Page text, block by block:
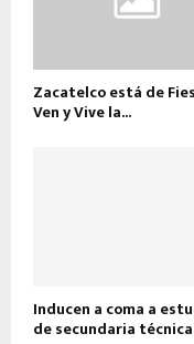
Zacatelco está de
Ven y Vive la...
Inducen a coma a
de secundaria técnica